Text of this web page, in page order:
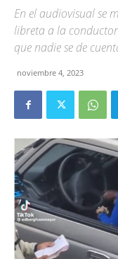
En el audiovisual se
libreta a la
que nadie se de
noviembre 4, 2023